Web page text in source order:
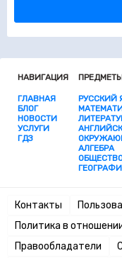
НАВИГАЦИЯ
ГЛАВНАЯ
БЛОГ
НОВОСТИ
УСЛУГИ
ГДЗ
РУССКИЙ
АЛГЕБРА
Контакты
Политика в
Правообладатели